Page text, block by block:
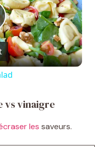
vs vinaigre
les saveurs.